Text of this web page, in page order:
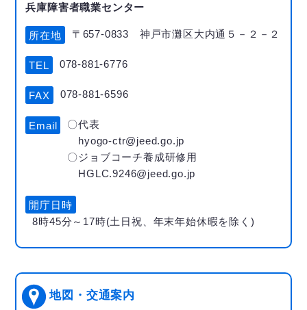
兵庫障害者職業センター
所在地 〒657-0833 神戸市灘区大内通５－２－２
TEL 078-881-6776
FAX 078-881-6596
Email
〇代表
hyogo-ctr@jeed.go.jp
〇ジョブコーチ養成研修用
HGLC.9246@jeed.go.jp
開庁日時
8時45分～17時(土日祝、年末年始休暇を除く)
地図・交通案内